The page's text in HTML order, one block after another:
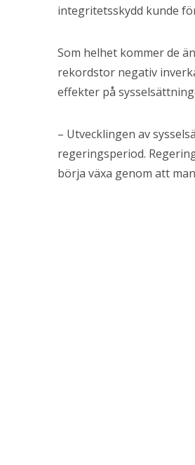
integritetsskydd kunde
Som helhet kommer de
rekordstor negativ
effekter på
– Utvecklingen av
regeringsperiod.
börja växa genom att